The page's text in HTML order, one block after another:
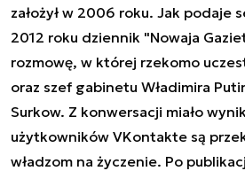
założył w 2006 roku. Jak podaje
2012 roku dziennik "Nowaja
rozmowę, w której rzekomo
oraz szef gabinetu Władimira
Surkow. Z konwersacji miało
użytkowników VKontakte są
władzom na życzenie. Po